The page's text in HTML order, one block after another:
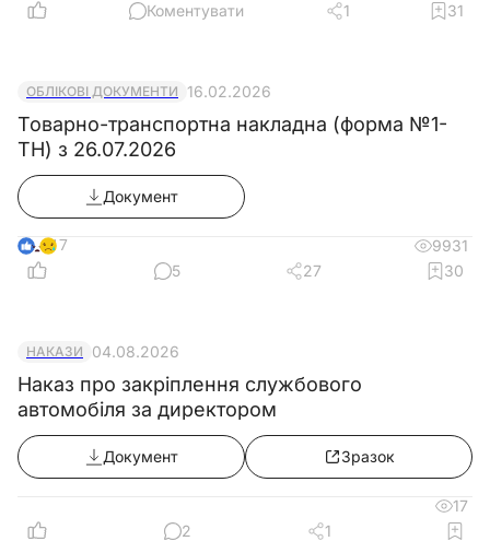
Коментувати
1 31
ОБЛІКОВІ ДОКУМЕНТИ 16.02.2026
Товарно-транспортна накладна (форма №1-
ТН) з 26.07.2026
Документ
17
9931
5
27 30
НАКАЗИ 04.08.2026
Наказ про закріплення службового
автомобіля за директором
Документ Зразок
17
2
1